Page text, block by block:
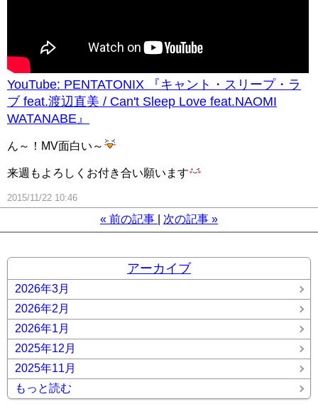
YouTube: PENTATONIX 『キャント・スリープ・ラ
ブ feat.渡辺直美 / Can't Sleep Love feat.NAOMI
WATANABE』
ん～！MV面白い～
来週もよろしくお付き合い願います
2015/11/22 10:46
« 前の記事 次の記事 »
アーカイブ
2026年3月
2026年2月
2026年1月
2025年12月
2025年11月
もっと読む